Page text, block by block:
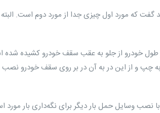
که مورد اول چیزی جدا از مورد دوم است. البته
خودرو از جلو به عقب سقف خودرو کشیده شده
و از این در به آن در بر روی سقف خودرو
نصب وسایل حمل بار دیگر برای نگه‌داری بار مورد